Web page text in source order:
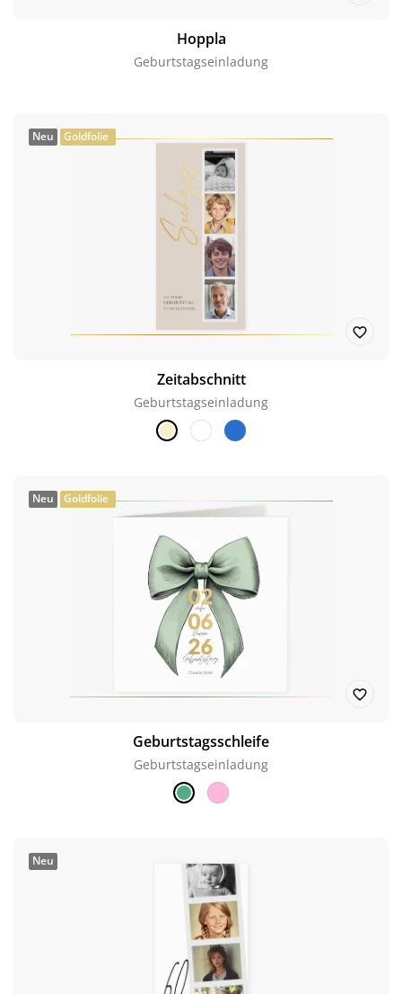
Hoppla
Geburtstagseinladung
Neu Goldfolie
Zeitabschnitt
Geburtstagseinladung
Neu Goldfolie
Geburtstagsschleife
Geburtstagseinladung
Neu